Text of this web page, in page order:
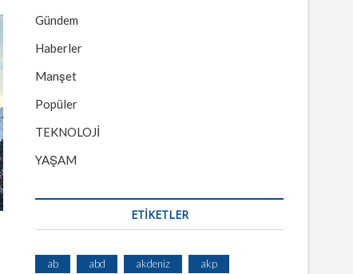
Gündem
Haberler
Manşet
Popüler
TEKNOLOJİ
YAŞAM
ETİKETLER
ab abd akdeniz akp